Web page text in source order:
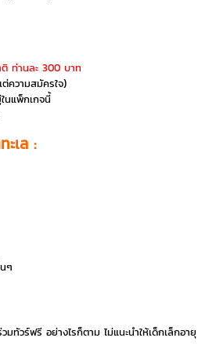
ท่านละ 300 บาท
ความสมัครใจ)
นแพ็กเกจนี้
เล :
ๆ
มทัวร์ฟรี อย่างไรก็ตาม ไม่แนะนำให้เด็กเล็กอายุ